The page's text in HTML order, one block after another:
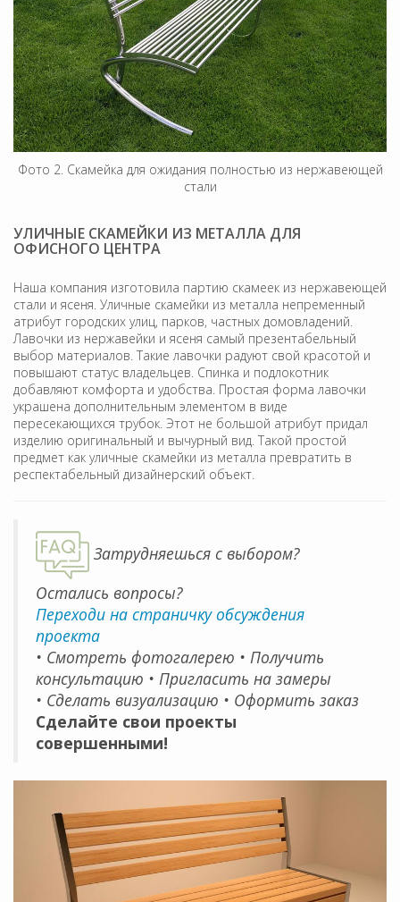
Фото 2. Скамейка для ожидания полностью из нержавеющей
стали
УЛИЧНЫЕ СКАМЕЙКИ ИЗ МЕТАЛЛА ДЛЯ
ОФИСНОГО ЦЕНТРА
Наша компания изготовила партию скамеек из нержавеющей
стали и ясеня. Уличные скамейки из металла непременный
атрибут городских улиц, парков, частных домовладений.
Лавочки из нержавейки и ясеня самый презентабельный
выбор материалов. Такие лавочки радуют свой красотой и
повышают статус владельцев. Спинка и подлокотник
добавляют комфорта и удобства. Простая форма лавочки
украшена дополнительным элементом в виде
пересекающихся трубок. Этот не большой атрибут придал
изделию оригинальный и вычурный вид. Такой простой
предмет как уличные скамейки из металла превратить в
респектабельный дизайнерский объект.
Затрудняешься с выбором?
Остались вопросы?
Переходи на страничку обсуждения
проекта
• Смотреть фотогалерею • Получить
консультацию • Пригласить на замеры
• Сделать визуализацию • Оформить заказ
Сделайте свои проекты
совершенными!